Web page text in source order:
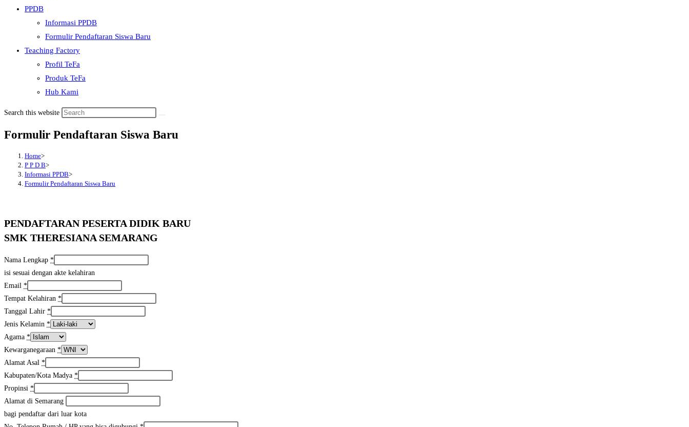
PPDB
Informasi PPDB
Formulir Pendaftaran Siswa Baru
Teaching Factory
Profil TeFa
Produk TeFa
Hub Kami
Search this website
Formulir Pendaftaran Siswa Baru
Home>
P P D B>
Informasi PPDB>
Formulir Pendaftaran Siswa Baru
PENDAFTARAN PESERTA DIDIK BARU
SMK THERESIANA SEMARANG
Nama Lengkap *
isi sesuai dengan akte kelahiran
Email *
Tempat Kelahiran *
Tanggal Lahir *
Jenis Kelamin *
Agama *
Kewarganegaraan *
Alamat Asal *
Kabupaten/Kota Madya *
Propinsi *
Alamat di Semarang
bagi pendaftar dari luar kota